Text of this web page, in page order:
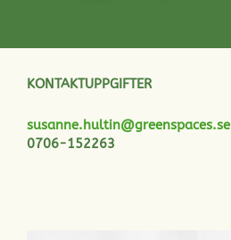
KONTAKTUPPGIFTER
susanne.hultin@greenspaces.se
0706-152263